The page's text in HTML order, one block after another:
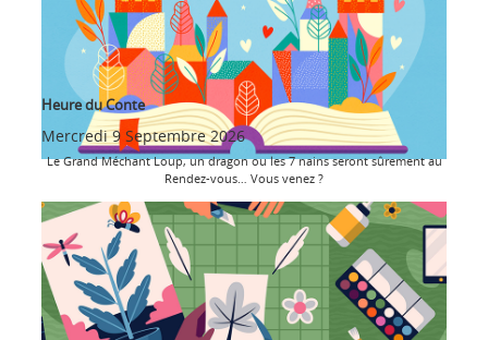
Heure du Conte
Mercredi 9 Septembre 2026
Le Grand Méchant Loup, un dragon ou les 7 nains seront sûrement au
Rendez-vous… Vous venez ?